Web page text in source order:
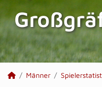
Männer